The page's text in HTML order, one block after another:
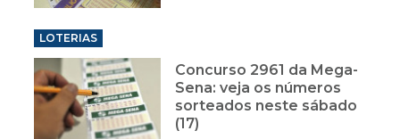
LOTERIAS
Concurso 2961 da Mega-
Sena: veja os números
sorteados neste sábado
(17)